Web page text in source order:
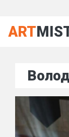
ART